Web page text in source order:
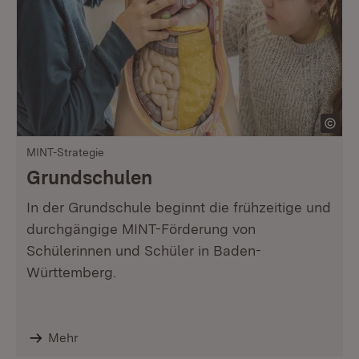
MINT-Strategie
Grundschulen
In der Grundschule beginnt die frühzeitige und
durchgängige MINT-Förderung von
Schülerinnen und Schüler in Baden-
Württemberg.
Mehr